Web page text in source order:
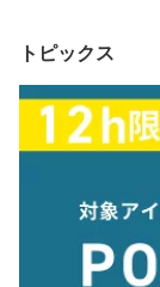
トピックス